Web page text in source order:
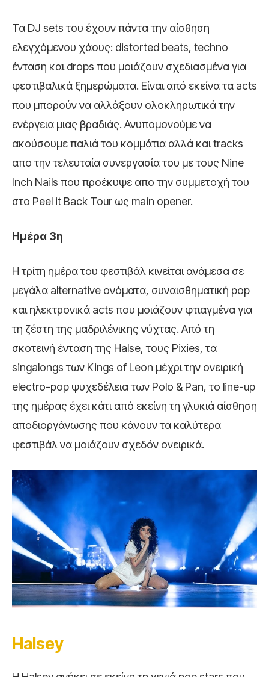
Τα DJ sets του έχουν πάντα την αίσθηση
ελεγχόμενου χάους: distorted beats, techno
ένταση και drops που μοιάζουν σχεδιασμένα για
φεστιβαλικά ξημερώματα. Είναι από εκείνα τα acts
που μπορούν να αλλάξουν ολοκληρωτικά την
ενέργεια μιας βραδιάς. Ανυπομονούμε να
ακούσουμε παλιά του κομμάτια αλλά και tracks
απο την τελευταία συνεργασία του με τους Nine
Inch Nails που προέκυψε απο την συμμετοχή του
στο Peel it Back Tour ως main opener.
Ημέρα 3η
Η τρίτη ημέρα του φεστιβάλ κινείται ανάμεσα σε
μεγάλα alternative ονόματα, συναισθηματική pop
και ηλεκτρονικά acts που μοιάζουν φτιαγμένα για
τη ζέστη της μαδριλένικης νύχτας. Από τη
σκοτεινή ένταση της Halse, τους Pixies, τα
singalongs των Kings of Leon μέχρι την ονειρική
electro-pop ψυχεδέλεια των Polo & Pan, το line-up
της ημέρας έχει κάτι από εκείνη τη γλυκιά αίσθηση
αποδιοργάνωσης που κάνουν τα καλύτερα
φεστιβάλ να μοιάζουν σχεδόν ονειρικά.
Halsey